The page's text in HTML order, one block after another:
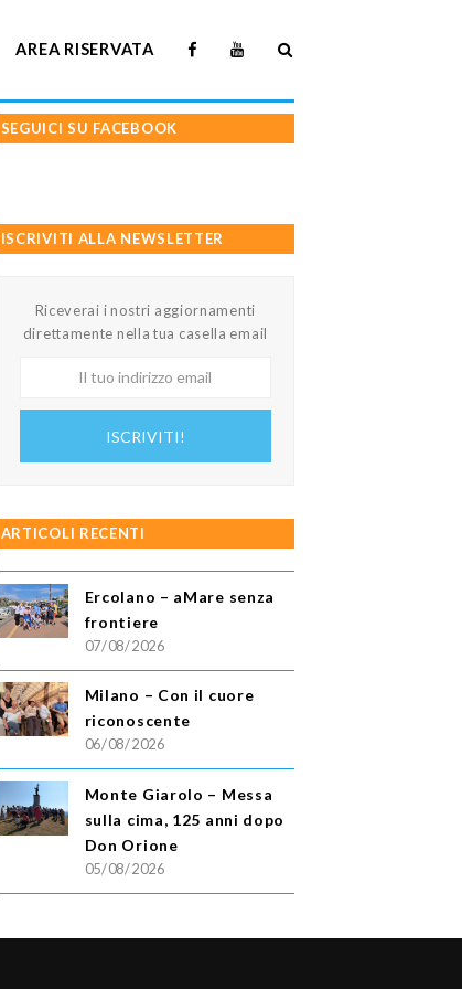
AREA RISERVATA
SEGUICI SU FACEBOOK
ISCRIVITI ALLA NEWSLETTER
Riceverai i nostri aggiornamenti
direttamente nella tua casella email
ISCRIVITI!
ARTICOLI RECENTI
Ercolano – aMare senza
frontiere
07/08/2026
Milano – Con il cuore
riconoscente
06/08/2026
Monte Giarolo – Messa
sulla cima, 125 anni dopo
Don Orione
05/08/2026